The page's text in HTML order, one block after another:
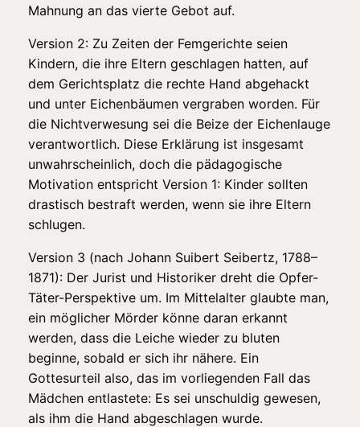
Mahnung an das vierte Gebot auf.
Version 2: Zu Zeiten der Femgerichte seien
Kindern, die ihre Eltern geschlagen hatten, auf
dem Gerichtsplatz die rechte Hand abgehackt
und unter Eichenbäumen vergraben worden. Für
die Nichtverwesung sei die Beize der Eichenlauge
verantwortlich. Diese Erklärung ist insgesamt
unwahrscheinlich, doch die pädagogische
Motivation entspricht Version 1: Kinder sollten
drastisch bestraft werden, wenn sie ihre Eltern
schlugen.
Version 3 (nach Johann Suibert Seibertz, 1788–
1871): Der Jurist und Historiker dreht die Opfer-
Täter-Perspektive um. Im Mittelalter glaubte man,
ein möglicher Mörder könne daran erkannt
werden, dass die Leiche wieder zu bluten
beginne, sobald er sich ihr nähere. Ein
Gottesurteil also, das im vorliegenden Fall das
Mädchen entlastete: Es sei unschuldig gewesen,
als ihm die Hand abgeschlagen wurde.